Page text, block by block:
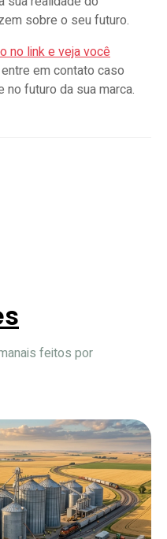
sobre o seu futuro.
no link e veja você
entre em contato caso
futuro da sua marca.
feitos por